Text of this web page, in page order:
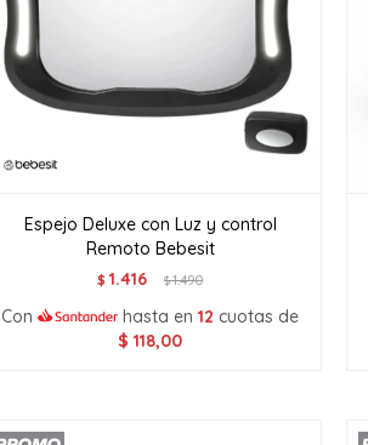
Espejo Deluxe con Luz y control
Remoto Bebesit
$ 1.416 $1.490
Con hasta en12 cuotas de
$ 118,00